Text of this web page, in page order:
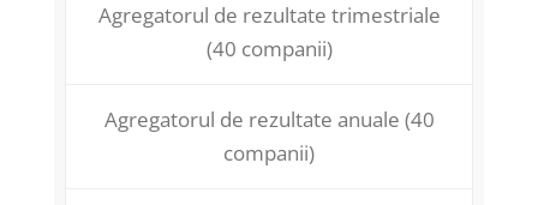
Agregatorul de rezultate trimestriale
(40 companii)
Agregatorul de rezultate anuale (40
companii)